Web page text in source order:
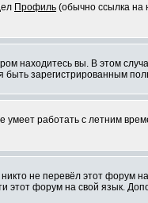
Профиль (обычно ссылка на
находитесь вы. В этом
быть зарегистрированным
работать с летним
не перевёл этот
этот форум на свой язык.